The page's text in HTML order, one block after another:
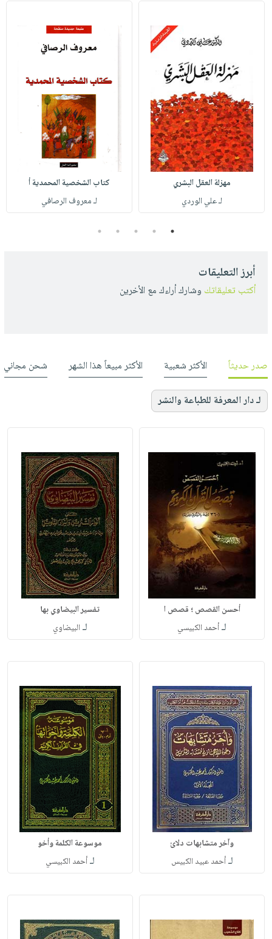
مهزلة العقل البشري
لـ علي الوردي
كتاب الشخصية المحمدية أ
لـ معروف الرصافي
1
2
3
4
5
أبرز التعليقات
أكتب تعليقاتك وشارك أراءك مع الأخرين
صدر حديثاً الأكثر شعبية الأكثر مبيعاً هذا الشهر شحن مجاني
لـ دار المعرفة للطباعة والنشر
أحسن القصص ؛ قصص ا
لـأحمد الكبيسي
تفسير البيضاوي بها
لـ البيضاوي
وآخر متشابهات دلائ
لـأحمد عبيد الكبيس
موسوعة الكلمة وأخو
لـأحمد الكبيسي